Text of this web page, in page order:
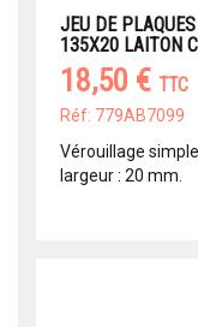
JEU DE
135X20 LAITON
18,50 € TTC
Réf: 779AB7099
Vérouillage
largeur : 20 mm.